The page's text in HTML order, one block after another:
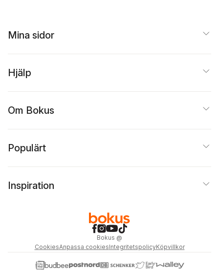
Mina sidor
Hjälp
Om Bokus
Populärt
Inspiration
Bokus @
CookiesAnpassa cookiesIntegritetspolicyKöpvillkor